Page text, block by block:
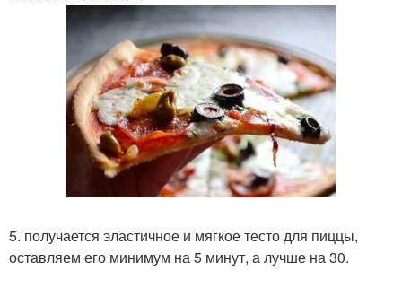
5. получается эластичное и мягкое тесто для пиццы,
оставляем его минимум на 5 минут, а лучше на 30.